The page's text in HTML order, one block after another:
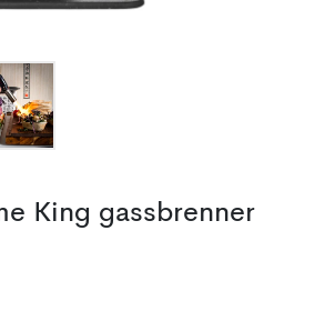
King gassbrenner